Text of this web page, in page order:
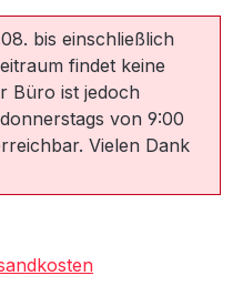
bis einschließlich
findet keine
Büro ist jedoch
von 9:00
Vielen Dank